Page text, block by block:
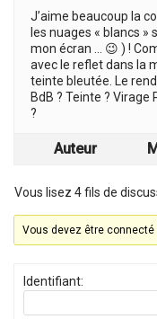
J’aime beaucoup la
les nuages « blancs »
mon écran … 😉 ) !
avec le reflet dans la
teinte bleutée. Le
BdB ? Teinte ?
?
Auteur
Vous lisez 4 fils de
Vous devez être connecté
Identifiant: